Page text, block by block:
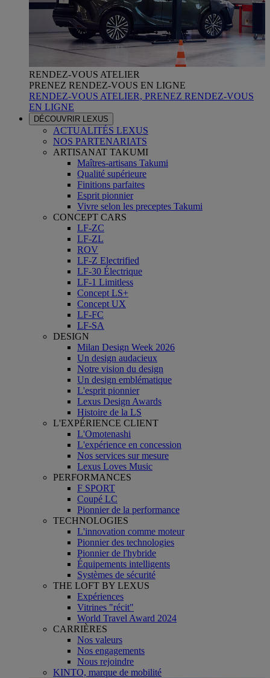
RENDEZ-VOUS ATELIER
PRENEZ RENDEZ-VOUS EN LIGNE
RENDEZ-VOUS ATELIER, PRENEZ RENDEZ-VOUS
EN LIGNE
DÉCOUVRIR LEXUS
ACTUALITÉS LEXUS
NOS PARTENARIATS
ARTISANAT TAKUMI
Maîtres-artisans Takumi
Qualité supérieure
Finitions parfaites
Esprit pionnier
Vivre selon les preceptes Takumi
CONCEPT CARS
LF-ZC
LF-ZL
ROV
LF-Z Electrified
LF-30 Électrique
LF-1 Limitless
Concept LS+
Concept UX
LF-FC
LF-SA
DESIGN
Milan Design Week 2026
Un design audacieux
Notre vision du design
Un design emblématique
L'esprit pionnier
Lexus Design Awards
Histoire de la LS
L'EXPÉRIENCE CLIENT
L'Omotenashi
L'expérience en concession
Nos services sur mesure
Lexus Loves Music
PERFORMANCES
F SPORT
Coupé LC
Pionnier de la performance
TECHNOLOGIES
L'innovation comme moteur
Pionnier des technologies
Pionnier de l'hybride
Équipements intelligents
Systèmes de sécurité
THE LOFT BY LEXUS
Expériences
Vitrines "récit"
World Travel Award 2024
CARRIÈRES
Nos valeurs
Nos engagements
Nous rejoindre
KINTO, marque de mobilité